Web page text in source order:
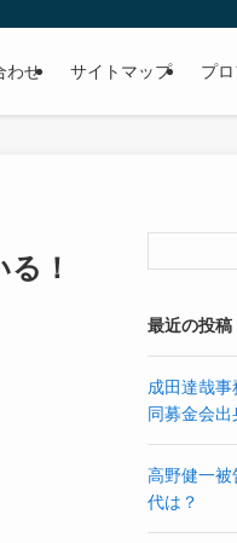
わせ サイトマップ プ
！
最近の投稿
成田達哉
同募金会出
高野健一被
代は？